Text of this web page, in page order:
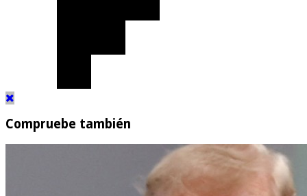
Compruebe también